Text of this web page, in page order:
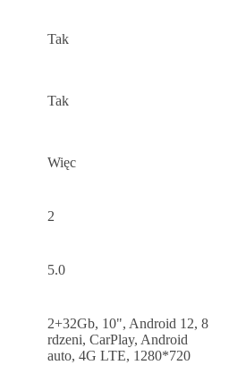
Tak
Tak
Więc
2
5.0
2+32Gb, 10", Android 12, 8
rdzeni, CarPlay, Android
auto, 4G LTE, 1280*720